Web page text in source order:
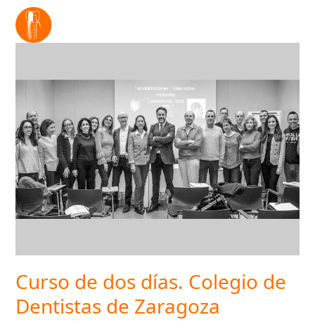
Open
mobile
Close
mobile
Curso de dos días. Colegio de
Dentistas de Zaragoza